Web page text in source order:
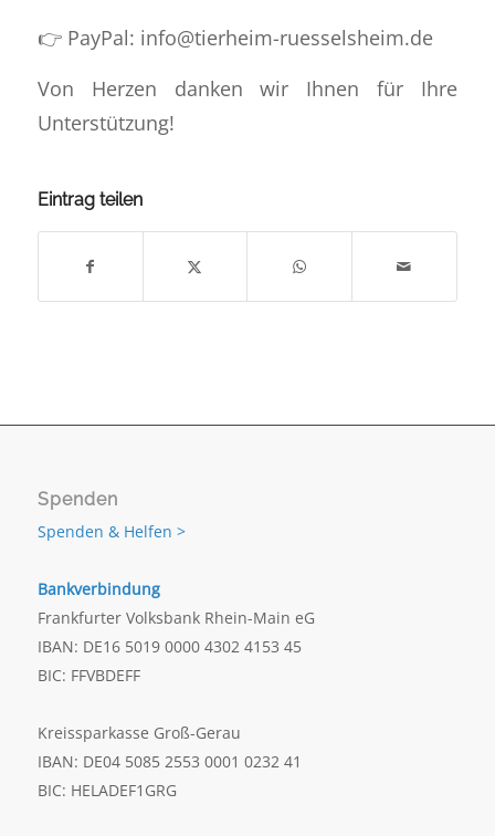
👉 PayPal: info@tierheim-ruesselsheim.de
Von Herzen danken wir Ihnen für Ihre
Unterstützung!
Eintrag teilen
Spenden
Spenden & Helfen >
Bankverbindung
Frankfurter Volksbank Rhein-Main eG
IBAN: DE16 5019 0000 4302 4153 45
BIC: FFVBDEFF
Kreissparkasse Groß-Gerau
IBAN: DE04 5085 2553 0001 0232 41
BIC: HELADEF1GRG